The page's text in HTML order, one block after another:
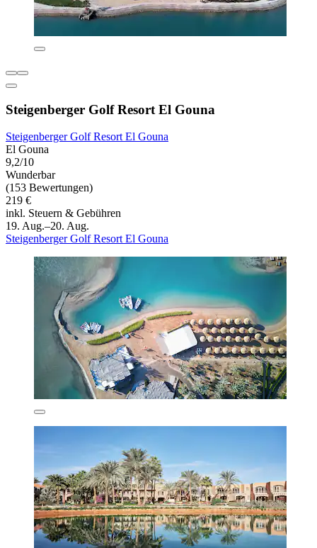
Steigenberger Golf Resort El Gouna
Steigenberger Golf Resort El Gouna
El Gouna
9,2/10
Wunderbar
(153 Bewertungen)
219 €
inkl. Steuern & Gebühren
19. Aug.–20. Aug.
Steigenberger Golf Resort El Gouna